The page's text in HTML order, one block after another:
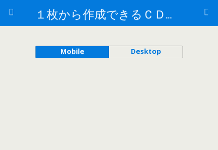
１枚から作成できるＣＤ盤面印刷／大阪梅田／CDラベル印刷はおまかせください
Mobile Desktop